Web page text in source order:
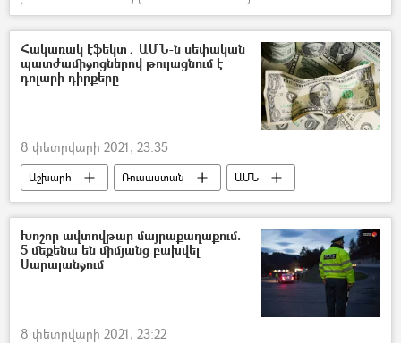
Սփյուռք
Իրականում / Օրացույց
Հակառակ էֆեկտ․ ԱՄՆ-ն սեփական
պատժամիջոցներով թուլացնում է
դոլարի դիրքերը
8 փետրվարի 2021, 23:35
Աշխարհ Ռուսաստան
ԱՄՆ
դոլար
եվրո
Խոշոր ավտովթար մայրաքաղաքում.
5 մեքենա են միմյանց բախվել
Սարալանջում
8 փետրվարի 2021, 23:22